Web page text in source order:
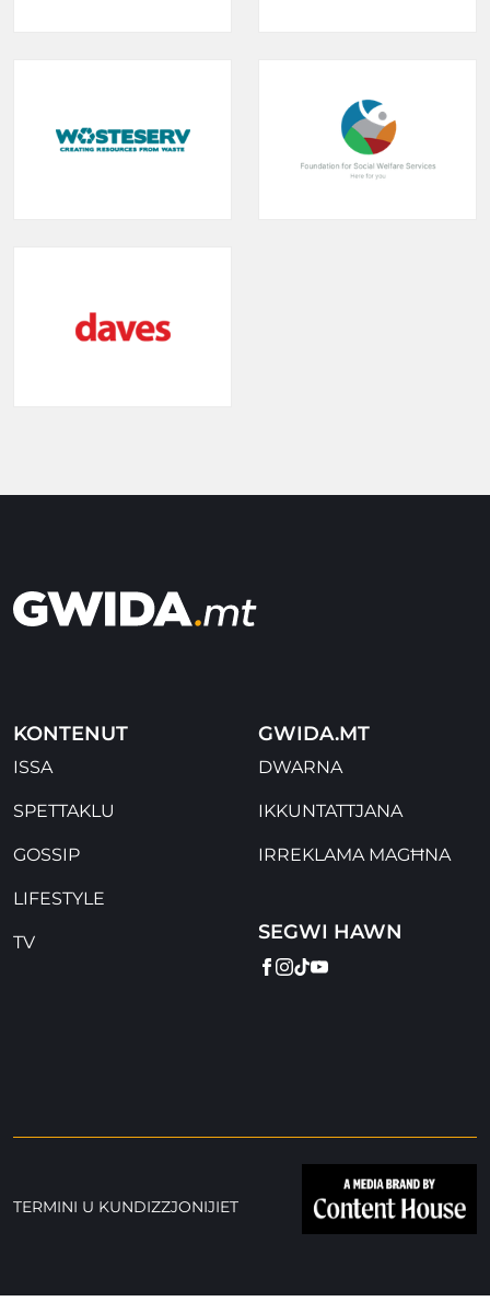
KONTENUT
ISSA
SPETTAKLU
GOSSIP
LIFESTYLE
TV
GWIDA.MT
DWARNA
IKKUNTATTJANA
IRREKLAMA MAGĦNA
SEGWI HAWN
FACEBOOK
INSTAGRAM
TIKTOK
YOUTUBE
TERMINI U KUNDIZZJONIJIET